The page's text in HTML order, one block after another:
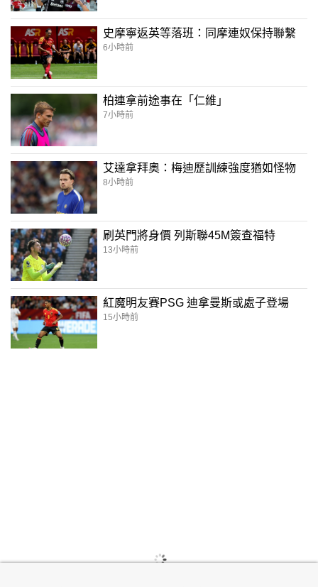
史摩寧返英等落班：同摩連奴保持聯繫
6小時前
柏連拿前途事在「仁維」
7小時前
艾達拿拜奧：梅迪歷訓練強度猶如怪物
8小時前
刷英門將身價 列斯聯45M簽查福特
13小時前
紅魔明友賽PSG 迪拿曼斯或處子登場
15小時前